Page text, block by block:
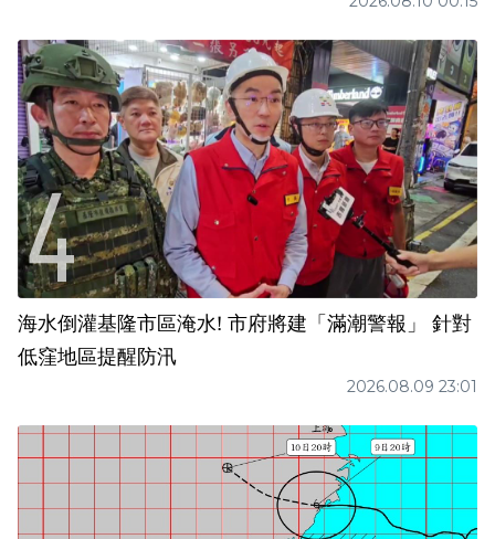
海水倒灌基隆市區淹水! 市府將建「滿潮警報」 針對
低窪地區提醒防汛
2026.08.09 23:01